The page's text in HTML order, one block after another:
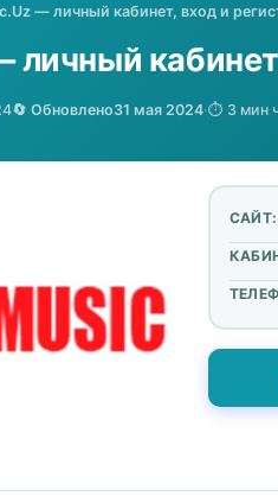
— личный кабинет, вход и
🔄 Обновлено31 мая 2024·⏱️ 3 мин
САЙТ: